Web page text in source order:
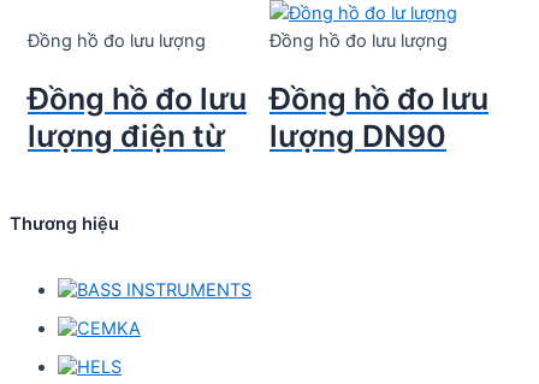
Thương hiệu
Đồng hồ đo lưu lượng
Đồng hồ đo lưu
lượng điện từ
Đồng hồ đo lưu lượng
Đồng hồ đo lưu
lượng DN90